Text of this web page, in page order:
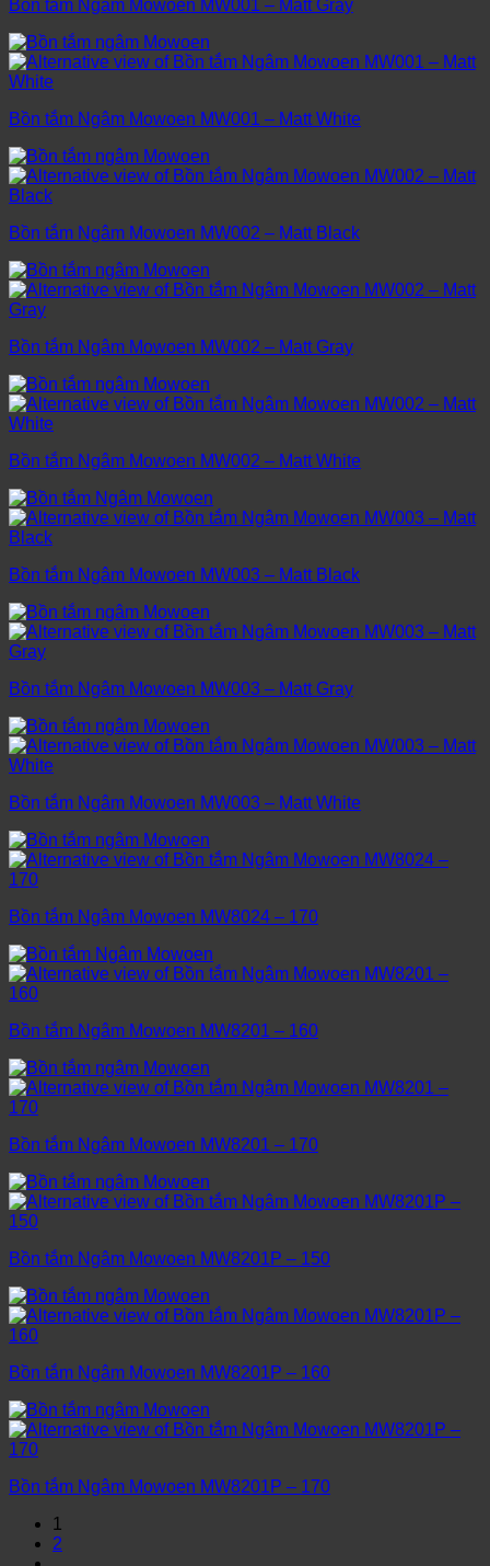
Bồn tắm Ngâm Mowoen MW001 – Matt Gray
Bồn tắm Ngâm Mowoen MW001 – Matt White
Bồn tắm Ngâm Mowoen MW002 – Matt Black
Bồn tắm Ngâm Mowoen MW002 – Matt Gray
Bồn tắm Ngâm Mowoen MW002 – Matt White
Bồn tắm Ngâm Mowoen MW003 – Matt Black
Bồn tắm Ngâm Mowoen MW003 – Matt Gray
Bồn tắm Ngâm Mowoen MW003 – Matt White
Bồn tắm Ngâm Mowoen MW8024 – 170
Bồn tắm Ngâm Mowoen MW8201 – 160
Bồn tắm Ngâm Mowoen MW8201 – 170
Bồn tắm Ngâm Mowoen MW8201P – 150
Bồn tắm Ngâm Mowoen MW8201P – 160
Bồn tắm Ngâm Mowoen MW8201P – 170
1
2